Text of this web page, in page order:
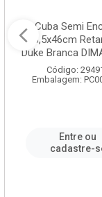
Cuba Semi
58,5x46cm
Duke Branca
Código:
Embalagem:
Entre ou
cadastre-